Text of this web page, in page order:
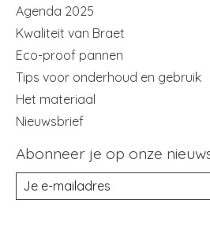
Agenda 2025
Kwaliteit van Braet
Eco-proof pannen
Tips voor onderhoud en gebruik
Het materiaal
Nieuwsbrief
Abonneer je op onze